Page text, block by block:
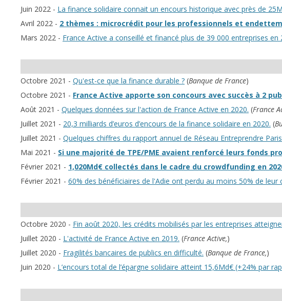
Juin 2022 - La finance solidaire connait un encours historique avec près de
Avril 2022 - 2 thèmes : microcrédit pour les professionnels et
Mars 2022 - France Active a conseillé et financé plus de 39 000 entreprises
Octobre 2021 - Qu'est-ce que la finance durable ? (Banque de France)
Octobre 2021 - France Active apporte son concours avec succès à 2
Août 2021 - Quelques données sur l'action de France Active en 2020. (France
Juillet 2021 - 20,3 milliards d’euros d’encours de la finance solidaire en 2020. (
Juillet 2021 - Quelques chiffres du rapport annuel de Réseau Entreprendre
Mai 2021 - Si une majorité de TPE/PME avaient renforcé leurs fonds
Février 2021 - 1,020Md€ collectés dans le cadre du crowdfunding en
Février 2021 - 60% des bénéficiaires de l'Adie ont perdu au moins 50% de leur
Octobre 2020 - Fin août 2020, les crédits mobilisés par les entreprises
Juillet 2020 - L'activité de France Active en 2019. (France Active,)
Juillet 2020 - Fragilités bancaires de publics en difficulté. (Banque de France,)
Juin 2020 - L’encours total de l’épargne solidaire atteint 15,6Md€ (+24% par